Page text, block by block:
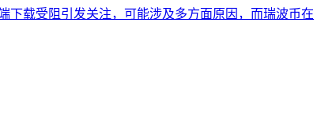
下载受阻引发关注，可能涉及多方面原因，而瑞波币在